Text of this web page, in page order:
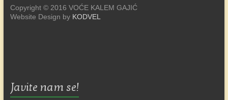
Copyright © 2016 VOĆE KALEM GAJIĆ
Website Design by KODVEL
Javite nam se!